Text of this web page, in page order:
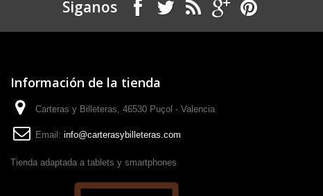
Siganos
Información de la tienda
Carteras y Billeteras, 46530 Puçol - Valencia
Email: info@carterasybilleteras.com
Tienda adaptada a tablets y smartphones